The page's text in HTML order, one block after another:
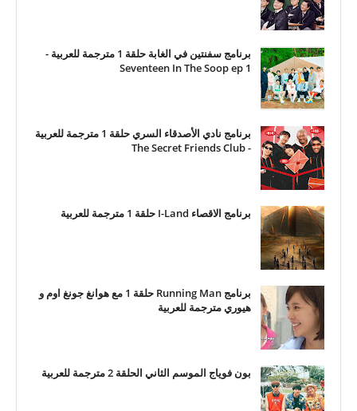
برنامج سفنتين في الغابة حلقة 1 مترجمة للعربية -
Seventeen In The Soop ep 1
برنامج نادي الأصدقاء السري حلقة 1 مترجمة للعربية
- The Secret Friends Club
برنامج الاقصاء I-Land حلقة 1 مترجمة للعربية
برنامج Running Man حلقة 1 مع هوانغ جونغ اوم و
هيوري مترجمة للعربية
بون فوياج الموسم الثاني الحلقة 2 مترجمة للعربية